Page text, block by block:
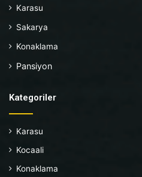
Karasu
Sakarya
Konaklama
Pansiyon
Kategoriler
Karasu
Kocaali
Konaklama